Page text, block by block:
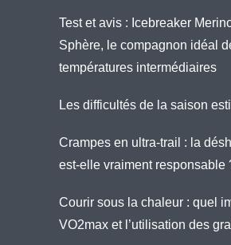
Test et avis : Icebreaker
Sphère, le compagnon idéal
températures intermédiaires
Les difficultés de la saison
Crampes en ultra-trail : la
est-elle vraiment responsable
Courir sous la chaleur : quel
VO2max et l’utilisation des